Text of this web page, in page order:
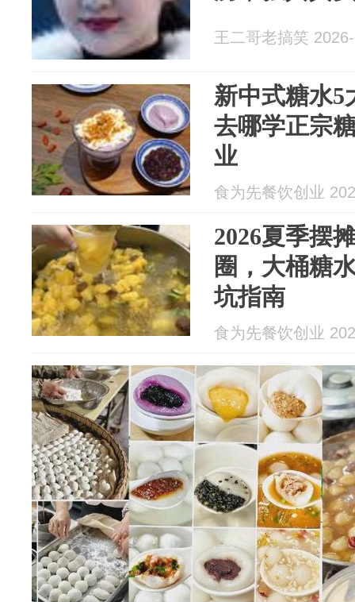
王二哥老搞笑
新中式糖水5
去哪学正宗
业
食为先餐饮创业
2026夏季摆
圈，大桶糖
坑指南
食为先餐饮创业